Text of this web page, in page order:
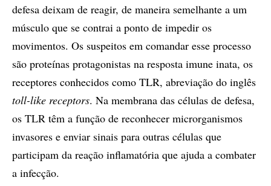
defesa deixam de reagir, de maneira semelhante a um
músculo que se contrai a ponto de impedir os
movimentos. Os suspeitos em comandar esse processo
são proteínas protagonistas na resposta imune inata, os
receptores conhecidos como TLR, abreviação do inglês
toll-like receptors. Na membrana das células de defesa,
os TLR têm a função de reconhecer microrganismos
invasores e enviar sinais para outras células que
participam da reação inflamatória que ajuda a combater
a infecção.